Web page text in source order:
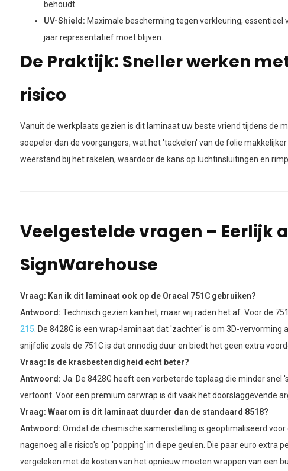
behoudt.
UV-Shield: Maximale bescherming tegen verkleuring, essentieel
jaar representatief moet blijven.
De Praktijk: Sneller werken
risico
Vanuit de werkplaats gezien is dit laminaat uw beste vriend tijdens de
soepeler dan de voorgangers, wat het 'tackelen' van de folie
weerstand bij het rakelen, waardoor de kans op luchtinsluitingen en
Veelgestelde vragen – Eerlijk
SignWarehouse
Vraag: Kan ik dit laminaat ook op de Oracal 751C gebruiken?
Antwoord: Technisch gezien kan het, maar wij raden het af. Voor de
215 . De 8428G is een wrap-laminaat dat 'zachter' is om 3D-vervorming
snijfolie zoals de 751C is dat onnodig duur en biedt het geen extra
Vraag: Is de krasbestendigheid echt beter?
Antwoord: Ja. De 8428G heeft een verbeterde toplaag die minder snel
vertoont. Voor een premium carwrap is dit vaak het doorslaggevende
Vraag: Waarom is dit laminaat duurder dan de standaard 8518?
Antwoord: Omdat de chemische samenstelling is geoptimaliseerd voor
nagenoeg alle risico's op 'popping' in diepe geulen. Die paar euro extra
vergeleken met de kosten van het opnieuw moeten wrappen van een